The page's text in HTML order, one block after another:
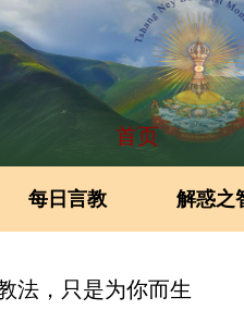
首页
每日言教 解惑之
法，只是为你而生